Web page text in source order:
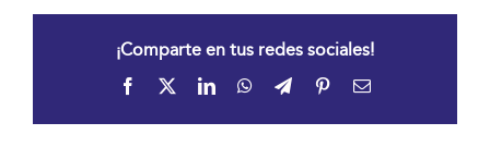
¡Comparte en tus redes sociales!
Facebook LinkedInWhatsApp
TelegramPinterestCorreo